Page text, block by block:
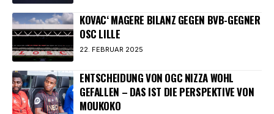
KOVAC‘ MAGERE BILANZ GEGEN BVB-GEGNER
OSC LILLE
22. FEBRUAR 2025
ENTSCHEIDUNG VON OGC NIZZA WOHL
GEFALLEN – DAS IST DIE PERSPEKTIVE VON
MOUKOKO